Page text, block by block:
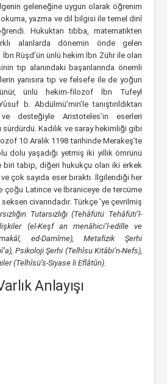
geleneğine uygun olarak öğrenim
okuma, yazma ve dil bilgisi ile temel dinî
Hukuktan tıbba, matematikten
alanlarda dönemin önde gelen
Rüşd’ün ünlü hekim İbn Zühr ile olan
tıp alanındaki başarılarında önemli
yanısıra tıp ve felsefe ile de yoğun
ünlü hekim-filozof İbn Tufeyl
b. Abdülmü’min’le tanıştırıldıktan
desteğiyle Aristoteles’in eserleri
sürdürdü. Kadılık ve saray hekimliği gibi
10 Aralık 1198 tarihinde Merakeş’te
dolu yaşadığı yetmiş iki yıllık ömrünü
biri tabip, diğeri hukukçu olan iki erkek
çok sayıda eser bıraktı. İlgilendiği her
çoğu Latince ve İbraniceye de tercüme
civarındadır. Türkçe ’ye çevrilmiş
Tutarsızlığı (Tehâfütü Tehâfüti’l-
(el-Keşf an menâhici’l-edille ve
makâl, ed-Damîme), Metafizik Şerhi
Psikoloji Şerhi (Telhîsu Kitâbi’n-Nefs),
(Telhîsü’s-Siyase li Eflâtûn).
Anlayışı